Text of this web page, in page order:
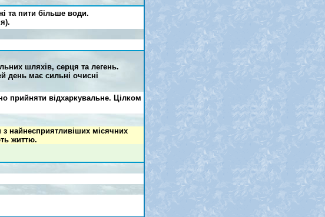
та пити більше води.
шляхів, серця та легень.
день має сильні очисні
прийняти відхаркувальне. Цілком
найнесприятливіших місячних
життю.